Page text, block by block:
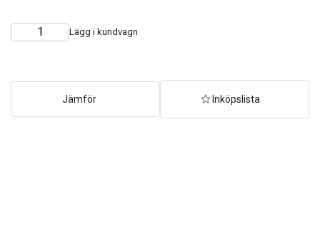
Choose
Quantity Lägg i kundvagn
Jämför Inköpslista